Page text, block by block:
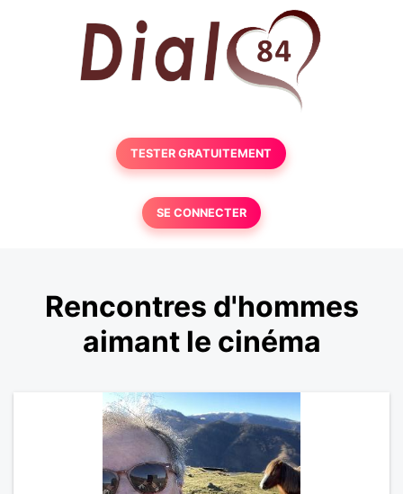
TESTER GRATUITEMENT
SE CONNECTER
Rencontres d'hommes
aimant le cinéma